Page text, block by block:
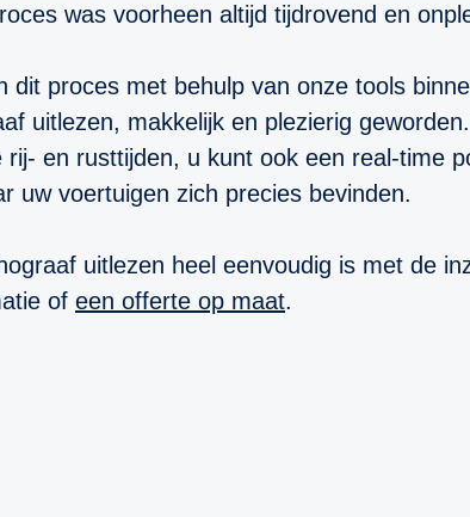
was voorheen altijd tijdrovend en
dit proces met behulp van onze tools
uitlezen, makkelijk en plezierig
en rusttijden, u kunt ook een real-time
uw voertuigen zich precies bevinden.
uitlezen heel eenvoudig is met de
of een offerte op maat.